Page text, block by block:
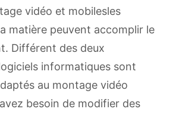
vidéo et mobilesles
matière peuvent accomplir le
Différent des deux
informatiques sont
au montage vidéo
besoin de modifier des